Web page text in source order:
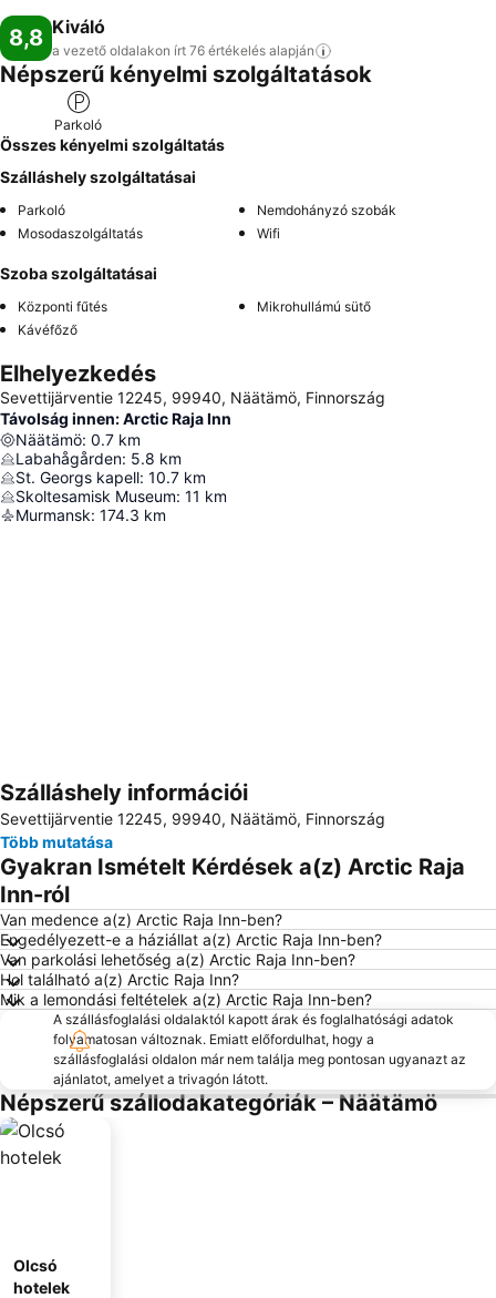
8,8 Kiváló
a vezető oldalakon írt 76 értékelés alapján
Népszerű kényelmi szolgáltatások
Parkoló
Összes kényelmi szolgáltatás
Szálláshely szolgáltatásai
Parkoló
Nemdohányzó szobák
Mosodaszolgáltatás
Wifi
Szoba szolgáltatásai
Központi fűtés
Mikrohullámú sütő
Kávéfőző
Elhelyezkedés
Sevettijärventie 12245, 99940, Näätämö, Finnország
Távolság innen: Arctic Raja Inn
Näätämö: 0.7 km
Labahågården: 5.8 km
St. Georgs kapell: 10.7 km
Skoltesamisk Museum: 11 km
Murmansk: 174.3 km
Nagy méretű térkép
Szálláshely információi
Sevettijärventie 12245, 99940, Näätämö, Finnország
Több mutatása
Gyakran Ismételt Kérdések a(z) Arctic Raja
Inn-ról
Van medence a(z) Arctic Raja Inn-ben?
Engedélyezett-e a háziállat a(z) Arctic Raja Inn-ben?
Van parkolási lehetőség a(z) Arctic Raja Inn-ben?
Hol található a(z) Arctic Raja Inn?
Mik a lemondási feltételek a(z) Arctic Raja Inn-ben?
A szállásfoglalási oldalaktól kapott árak és foglalhatósági adatok
folyamatosan változnak. Emiatt előfordulhat, hogy a
szállásfoglalási oldalon már nem találja meg pontosan ugyanazt az
ajánlatot, amelyet a trivagón látott.
Népszerű szállodakategóriák – Näätämö
Olcsó
hotelek